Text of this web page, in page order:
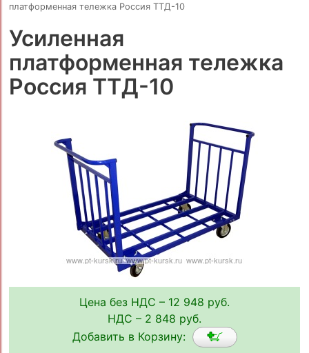
платформенная тележка Россия ТТД-10
Усиленная
платформенная тележка
Россия ТТД-10
Цена без НДС – 12 948 руб.
НДС – 2 848 руб.
Добавить в Корзину: